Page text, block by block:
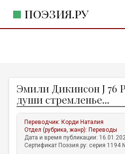
ПОЭЗИЯ.РУ
ЖАНРЫ
АВТОРЫ
КОММЕНТАРИИ
ЛИТСАЛОН
Эмили Дикинсон J 76
души стремленье...
Переводчик: Корди Наталия
Отдел (рубрика, жанр): Переводы
Дата и время публикации:
Сертификат Поэзия.ру: серия 1194